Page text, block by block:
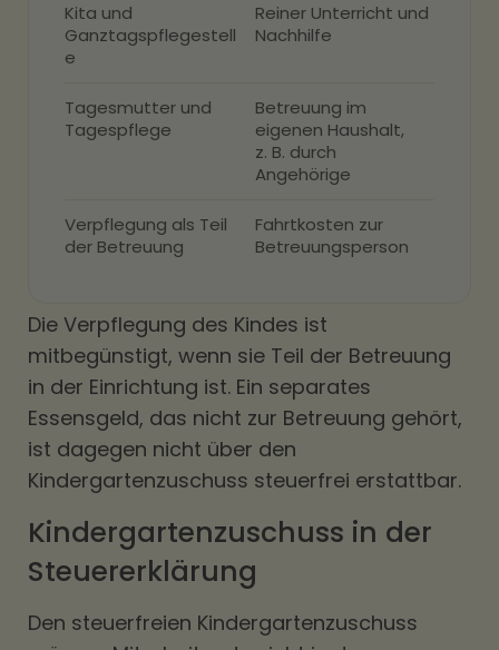
Kita und
Ganztagspflegestell
e
Reiner Unterricht und
Nachhilfe
Tagesmutter und
Tagespflege
Betreuung im
eigenen Haushalt,
z. B. durch
Angehörige
Verpflegung als Teil
der Betreuung
Fahrtkosten zur
Betreuungsperson
Die Verpflegung des Kindes ist
mitbegünstigt, wenn sie Teil der Betreuung
in der Einrichtung ist. Ein separates
Essensgeld, das nicht zur Betreuung gehört,
ist dagegen nicht über den
Kindergartenzuschuss steuerfrei erstattbar.
Kindergartenzuschuss in der
Steuererklärung
Den steuerfreien Kindergartenzuschuss